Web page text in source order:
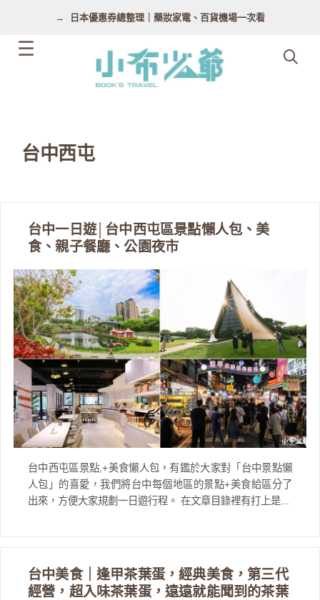
日本優惠券總整理｜藥妝家電、百貨機場一次看
台中西屯
台中一日遊│台中西屯區景點懶人包、美
食、親子餐廳、公園夜市
台中西屯區景點,+美食懶人包，有鑑於大家對「台中景點懶
人包」的喜愛，我們將台中每個地區的景點+美食給區分了
出來，方便大家規劃一日遊行程。 在文章目錄裡有打上是...
台中美食｜逢甲茶葉蛋，經典美食，第三代
經營，超入味茶葉蛋，遠遠就能聞到的茶葉